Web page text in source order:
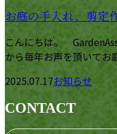
お庭の手入れ、剪定
こんにちは。
から毎年お声を頂いてお
2025.07.17お知らせ
CONTACT